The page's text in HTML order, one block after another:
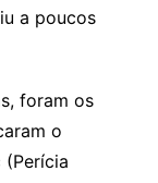
a poucos
foram os
o